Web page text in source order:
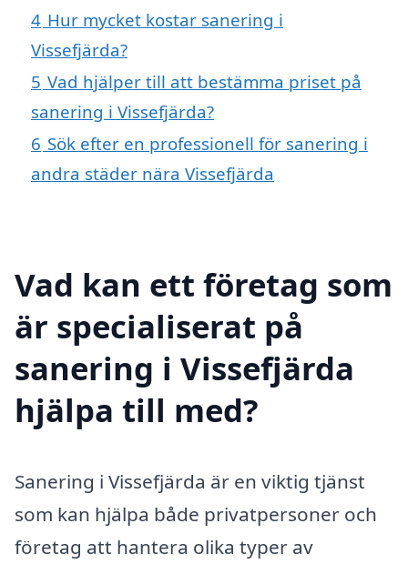
4 Hur mycket kostar sanering i
Vissefjärda?
5 Vad hjälper till att bestämma priset på
sanering i Vissefjärda?
6 Sök efter en professionell för sanering i
andra städer nära Vissefjärda
Vad kan ett företag som
är specialiserat på
sanering i Vissefjärda
hjälpa till med?
Sanering i Vissefjärda är en viktig tjänst
som kan hjälpa både privatpersoner och
företag att hantera olika typer av